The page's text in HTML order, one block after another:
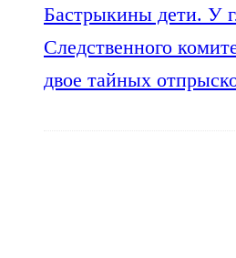
Бастрыкины дети. У
Следственного
двое тайных